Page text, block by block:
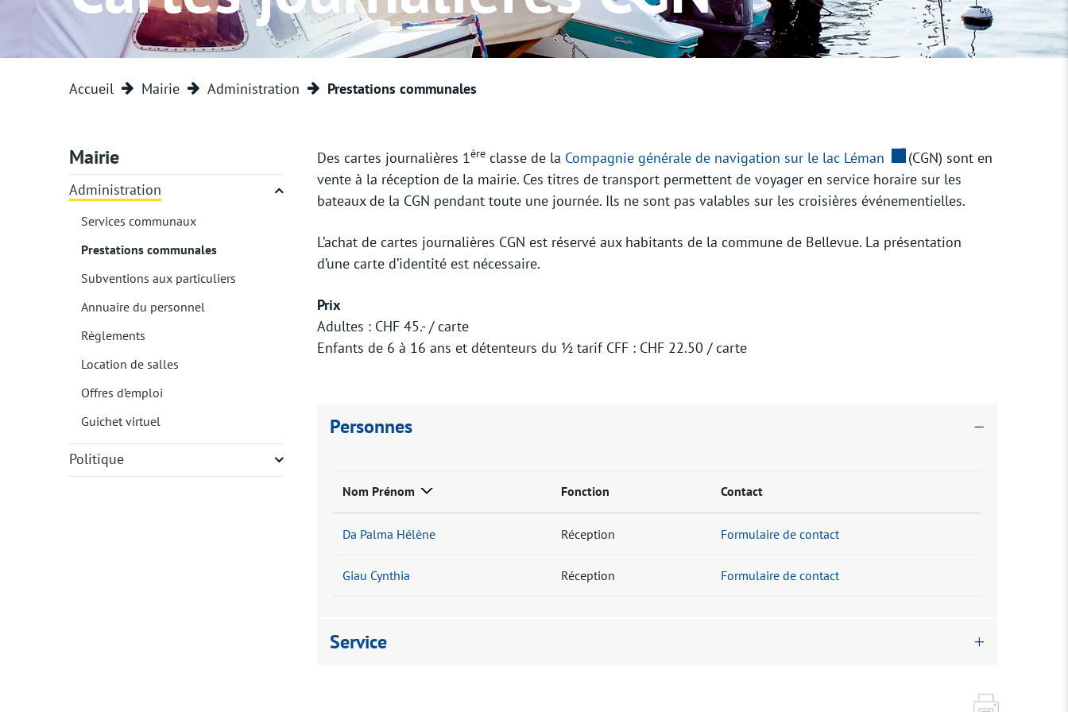
Plages
Social
social et l'aide au développement
Lieux de culte
Subventions aux associations
communales
Mérite belleviste
Abonnements CFF
CGN
Vélos
Fondation de la Commune
Location de salles
Accueil Mairie Administration Prestations communales
Mairie
Administration
Services communaux
Prestations communales
Subventions aux particuliers
Annuaire du personnel
Règlements
Location de salles
Offres d’emploi
Guichet virtuel
Politique
Des cartes journalières 1ère classe de la Compagnie générale de navigation sur le lac Léman Ce lien externe va ouvrir
(CGN) sont en
vente à la réception de la mairie. Ces titres de transport permettent de voyager en service horaire sur les
bateaux de la CGN pendant toute une journée. Ils ne sont pas valables sur les croisières événementielles.
L’achat de cartes journalières CGN est réservé aux habitants de la commune de Bellevue. La présentation
d’une carte d’identité est nécessaire.
Prix
Adultes : CHF 45.- / carte
Enfants de 6 à 16 ans et détenteurs du ½ tarif CFF : CHF 22.50 / carte
Objets associés
Personnes
Nom Prénom Fonction Contact
Da Palma Hélène Réception Formulaire de contact
Giau Cynthia Réception Formulaire de contact
Service